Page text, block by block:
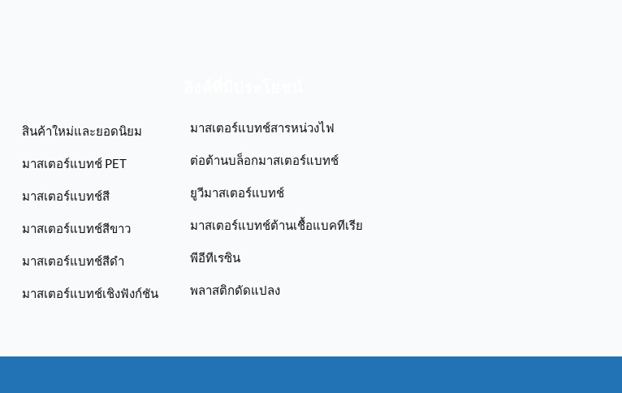
สินค้าใหม่และยอดนิยม
มาสเตอร์แบทช์ PET
มาสเตอร์แบทช์สี
มาสเตอร์แบทช์สีขาว
มาสเตอร์แบทช์สีดำ
มาสเตอร์แบทช์เชิงฟังก์ชัน
มาสเตอร์แบทช์สารหน่วงไฟ
ต่อต้านบล็อกมาสเตอร์แบทช์
ยูวีมาสเตอร์แบทช์
มาสเตอร์แบทช์ต้านเชื้อแบคทีเรีย
พีอีทีเรซิน
พลาสติกดัดแปลง